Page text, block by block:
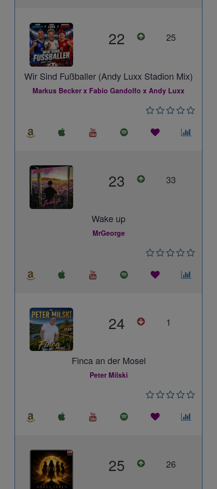
22 25
Wir Sind Fußballer (Andy Luxx Stadion Mix)
Markus Becker x Fabio Gandolfo x Andy Luxx
23 33
Wake up
MrGeorge
24 1
Finca an der Mosel
Peter Milski
25 26